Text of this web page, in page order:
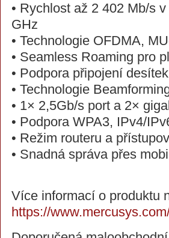
• Rychlost až 2 402 Mb/s
GHz
• Technologie OFDMA,
• Seamless Roaming pro
• Podpora připojení
• Technologie
• 1× 2,5Gb/s port a 2×
• Podpora WPA3, IPv4/
• Režim routeru a
• Snadná správa přes
Více informací o produktu
https://